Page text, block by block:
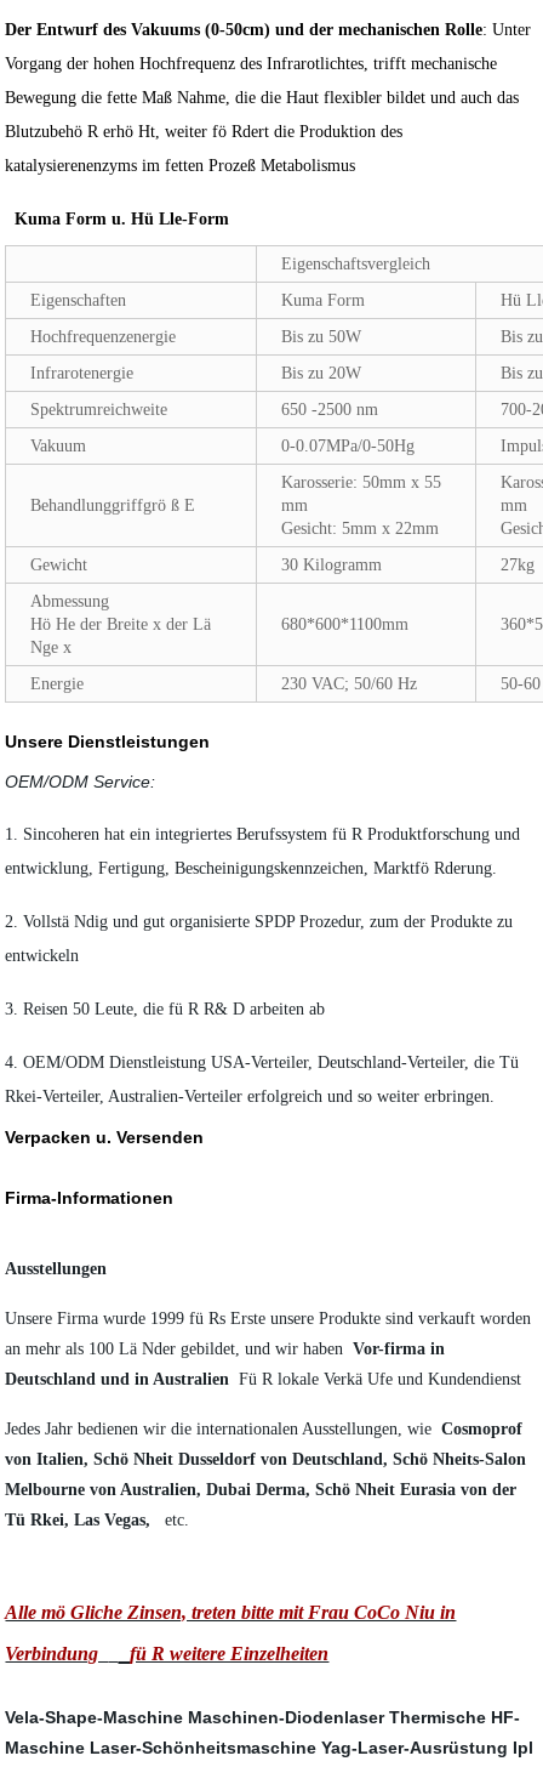
Der Entwurf des Vakuums (0-50cm) und der mechanischen Rolle: Unter
Vorgang der hohen Hochfrequenz des Infrarotlichtes, trifft mechanische
Bewegung die fette Maß Nahme, die die Haut flexibler bildet und auch das
Blutzubehö R erhö Ht, weiter fö Rdert die Produktion des
katalysierenenzyms im fetten Prozeß Metabolismus
Kuma Form u. Hü Lle-Form
Eigenschaftsvergleich
Eigenschaften
Kuma Form
Hü
Hochfrequenzenergie
Bis zu 50W
Bis
Infrarotenergie
Bis zu 20W
Bis
Spektrumreichweite
650 -2500 nm
700-
Vakuum
0-0.07MPa/0-50Hg
Behandlunggriffgrö ß E
Karosserie: 50mm x 55
mm
Gesicht: 5mm x 22mm
mm
Gewicht
30 Kilogramm
27kg
Abmessung
Hö He der Breite x der Lä
Nge x
680*600*1100mm
Energie 230 VAC; 50/60 Hz 50-
Unsere Dienstleistungen
OEM/ODM Service:
1. Sincoheren hat ein integriertes Berufssystem fü R Produktforschung und
entwicklung, Fertigung, Bescheinigungskennzeichen, Marktfö Rderung.
2. Vollstä Ndig und gut organisierte SPDP Prozedur, zum der Produkte zu
entwickeln
3. Reisen 50 Leute, die fü R R& D arbeiten ab
4. OEM/ODM Dienstleistung USA-Verteiler, Deutschland-Verteiler, die Tü
Rkei-Verteiler, Australien-Verteiler erfolgreich und so weiter erbringen.
Verpacken u. Versenden
Firma-Informationen
Ausstellungen
Unsere Firma wurde 1999 fü Rs Erste unsere Produkte sind verkauft worden
an mehr als 100 Lä Nder gebildet, und wir habenVor-firma in
Deutschland und in Australien Fü R lokale Verkä Ufe und Kundendienst
Jedes Jahr bedienen wir die internationalen Ausstellungen, wieCosmoprof
von Italien, Schö Nheit Dusseldorf von Deutschland, Schö Nheits-Salon
Melbourne von Australien, Dubai Derma, Schö Nheit Eurasia von der
Tü Rkei, Las Vegas,etc.
Alle mö Gliche Zinsen, treten bitte mit Frau CoCo Niu in
Verbindung
fü R weitere Einzelheiten
Vela-Shape-Maschine Maschinen-Diodenlaser Thermische HF-
Maschine Laser-Schönheitsmaschine Yag-Laser-Ausrüstung Ipl